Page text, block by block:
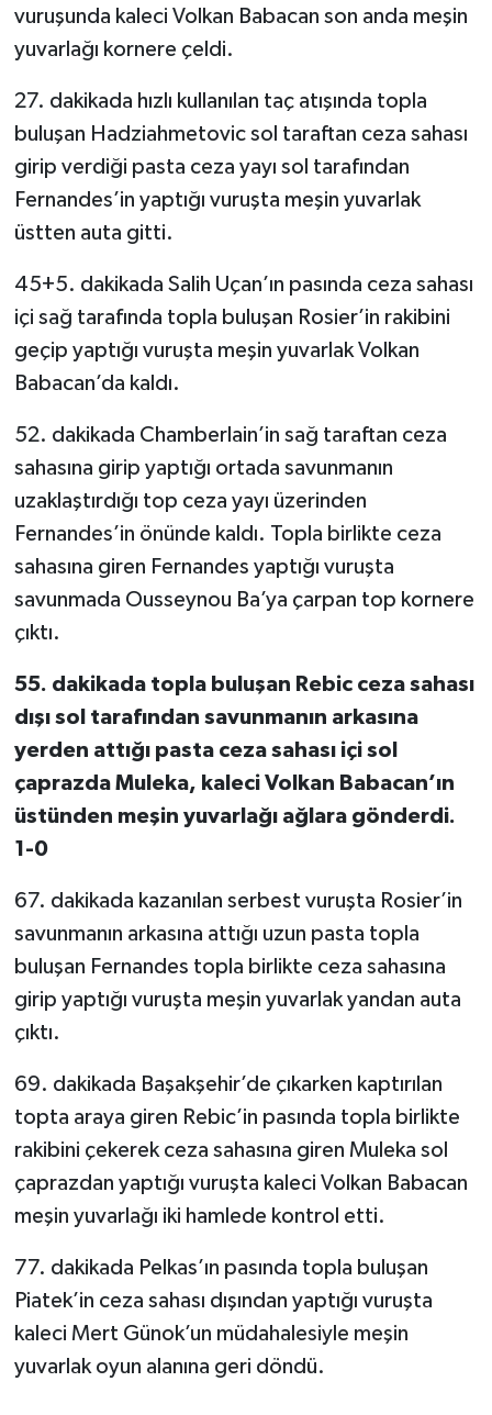
vuruşunda kaleci Volkan Babacan son anda meşin
yuvarlağı kornere çeldi.
27. dakikada hızlı kullanılan taç atışında topla
buluşan Hadziahmetovic sol taraftan ceza sahası
girip verdiği pasta ceza yayı sol tarafından
Fernandes’in yaptığı vuruşta meşin yuvarlak
üstten auta gitti.
45+5. dakikada Salih Uçan’ın pasında ceza sahası
içi sağ tarafında topla buluşan Rosier’in rakibini
geçip yaptığı vuruşta meşin yuvarlak Volkan
Babacan’da kaldı.
52. dakikada Chamberlain’in sağ taraftan ceza
sahasına girip yaptığı ortada savunmanın
uzaklaştırdığı top ceza yayı üzerinden
Fernandes’in önünde kaldı. Topla birlikte ceza
sahasına giren Fernandes yaptığı vuruşta
savunmada Ousseynou Ba’ya çarpan top kornere
çıktı.
55. dakikada topla buluşan Rebic ceza sahası
dışı sol tarafından savunmanın arkasına
yerden attığı pasta ceza sahası içi sol
çaprazda Muleka, kaleci Volkan Babacan’ın
üstünden meşin yuvarlağı ağlara gönderdi.
1-0
67. dakikada kazanılan serbest vuruşta Rosier’in
savunmanın arkasına attığı uzun pasta topla
buluşan Fernandes topla birlikte ceza sahasına
girip yaptığı vuruşta meşin yuvarlak yandan auta
çıktı.
69. dakikada Başakşehir’de çıkarken kaptırılan
topta araya giren Rebic’in pasında topla birlikte
rakibini çekerek ceza sahasına giren Muleka sol
çaprazdan yaptığı vuruşta kaleci Volkan Babacan
meşin yuvarlağı iki hamlede kontrol etti.
77. dakikada Pelkas’ın pasında topla buluşan
Piatek’in ceza sahası dışından yaptığı vuruşta
kaleci Mert Günok’un müdahalesiyle meşin
yuvarlak oyun alanına geri döndü.
TEKNOLOJİ
KÜLTÜR SANAT